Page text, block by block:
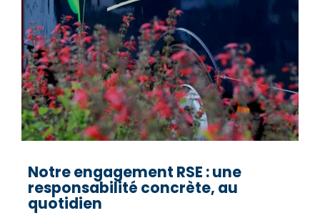
Notre engagement RSE : une
responsabilité concrète, au
quotidien